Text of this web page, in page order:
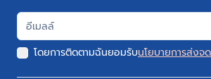
โดยการติดตามฉันยอมรับนโยบายการส่งจ